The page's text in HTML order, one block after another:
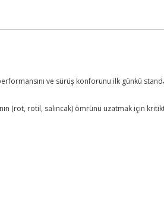
ve sürüş konforunu ilk günkü
(rot, rotil, salıncak) ömrünü uzatmak için